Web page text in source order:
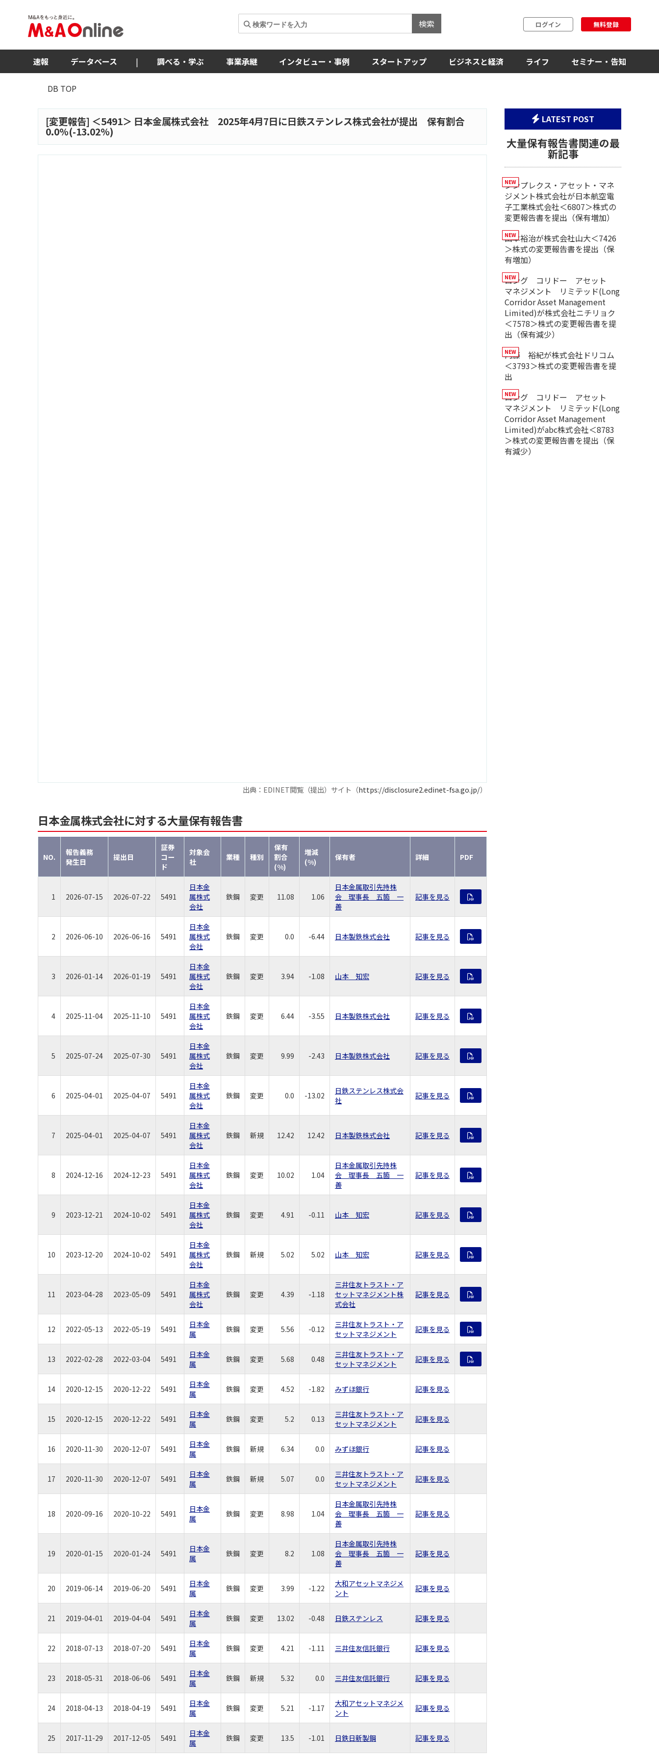
検索 ログイン 無料登録
速報 データベース | 調べる・学ぶ 事業承継 インタビュー・事例 スタートアップ ビジネスと経済 ライフ セミナー・告知
DB TOP
[変更報告] ＜5491＞ 日本金属株式会社 2025年4月7日に日鉄ステンレス株式会社が提出 保有割合
0.0%(-13.02%)
出典：EDINET閲覧（提出）サイト（https://disclosure2.edinet-fsa.go.jp/）
日本金属株式会社に対する大量保有報告書
NO.
報告義務
発生日
提出日
証券
コー
ド
対象会
社
業種 種別
保有
割合
(%)
増減
(%)
保有者 詳細 PDF
1 2026-07-15 2026-07-22 5491
日本金
属株式
会社
鉄鋼 変更 11.08 1.06
日本金属取引先持株
会 理事長 五箇 一
善
記事を見る
2 2026-06-10 2026-06-16 5491
日本金
属株式
会社
鉄鋼 変更 0.0 -6.44 日本製鉄株式会社 記事を見る
3 2026-01-14 2026-01-19 5491
日本金
属株式
会社
鉄鋼 変更 3.94 -1.08 山本 知宏 記事を見る
4 2025-11-04 2025-11-10 5491
日本金
属株式
会社
鉄鋼 変更 6.44 -3.55 日本製鉄株式会社 記事を見る
5 2025-07-24 2025-07-30 5491
日本金
属株式
会社
鉄鋼 変更 9.99 -2.43 日本製鉄株式会社 記事を見る
6 2025-04-01 2025-04-07 5491
日本金
属株式
会社
鉄鋼 変更 0.0 -13.02
日鉄ステンレス株式会
社
記事を見る
7 2025-04-01 2025-04-07 5491
日本金
属株式
会社
鉄鋼 新規 12.42 12.42 日本製鉄株式会社 記事を見る
8 2024-12-16 2024-12-23 5491
日本金
属株式
会社
鉄鋼 変更 10.02 1.04
日本金属取引先持株
会 理事長 五箇 一
善
記事を見る
9 2023-12-21 2024-10-02 5491
日本金
属株式
会社
鉄鋼 変更 4.91 -0.11 山本 知宏 記事を見る
10 2023-12-20 2024-10-02 5491
日本金
属株式
会社
鉄鋼 新規 5.02 5.02 山本 知宏 記事を見る
11 2023-04-28 2023-05-09 5491
日本金
属株式
会社
鉄鋼 変更 4.39 -1.18
三井住友トラスト・ア
セットマネジメント株
式会社
記事を見る
12 2022-05-13 2022-05-19 5491
日本金
属
鉄鋼 変更 5.56 -0.12
三井住友トラスト・ア
セットマネジメント
記事を見る
13 2022-02-28 2022-03-04 5491
日本金
属
鉄鋼 変更 5.68 0.48
三井住友トラスト・ア
セットマネジメント
記事を見る
14 2020-12-15 2020-12-22 5491
日本金
属
鉄鋼 変更 4.52 -1.82 みずほ銀行 記事を見る
15 2020-12-15 2020-12-22 5491
日本金
属
鉄鋼 変更 5.2 0.13
三井住友トラスト・ア
セットマネジメント
記事を見る
16 2020-11-30 2020-12-07 5491
日本金
属
鉄鋼 新規 6.34 0.0 みずほ銀行 記事を見る
17 2020-11-30 2020-12-07 5491
日本金
属
鉄鋼 新規 5.07 0.0
三井住友トラスト・ア
セットマネジメント
記事を見る
18 2020-09-16 2020-10-22 5491
日本金
属
鉄鋼 変更 8.98 1.04
日本金属取引先持株
会 理事長 五箇 一
善
記事を見る
19 2020-01-15 2020-01-24 5491
日本金
属
鉄鋼 変更 8.2 1.08
日本金属取引先持株
会 理事長 五箇 一
善
記事を見る
20 2019-06-14 2019-06-20 5491
日本金
属
鉄鋼 変更 3.99 -1.22
大和アセットマネジメ
ント
記事を見る
21 2019-04-01 2019-04-04 5491
日本金
属
鉄鋼 変更 13.02 -0.48 日鉄ステンレス 記事を見る
22 2018-07-13 2018-07-20 5491
日本金
属
鉄鋼 変更 4.21 -1.11 三井住友信託銀行 記事を見る
23 2018-05-31 2018-06-06 5491
日本金
属
鉄鋼 新規 5.32 0.0 三井住友信託銀行 記事を見る
24 2018-04-13 2018-04-19 5491
日本金
属
鉄鋼 変更 5.21 -1.17
大和アセットマネジメ
ント
記事を見る
25 2017-11-29 2017-12-05 5491
日本金
属
鉄鋼 変更 13.5 -1.01 日鉄日新製鋼 記事を見る
LATEST POST
大量保有報告書関連の最
新記事
シンプレクス・アセット・マネ
ジメント株式会社が日本航空電
子工業株式会社＜6807＞株式の
変更報告書を提出（保有増加）
山本裕治が株式会社山大＜7426
＞株式の変更報告書を提出（保
有増加）
ロング コリドー アセット
マネジメント リミテッド(Long
Corridor Asset Management
Limited)が株式会社ニチリョク
＜7578＞株式の変更報告書を提
出（保有減少）
内藤 裕紀が株式会社ドリコム
＜3793＞株式の変更報告書を提
出
ロング コリドー アセット
マネジメント リミテッド(Long
Corridor Asset Management
Limited)がabc株式会社＜8783
＞株式の変更報告書を提出（保
有減少）